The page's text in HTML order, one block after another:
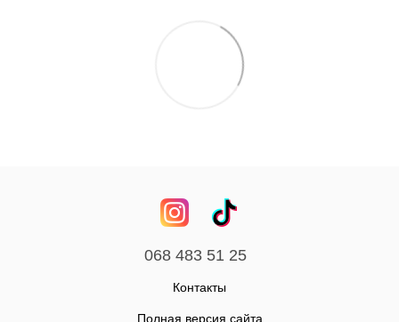
068 483 51 25
Контакты
Полная версия сайта